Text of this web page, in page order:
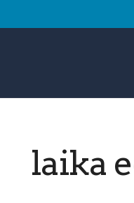
laika